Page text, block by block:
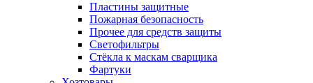
Пластины защитные
Пожарная безопасность
Прочее для средств защиты
Светофильтры
Стёкла к маскам сварщика
Фартуки